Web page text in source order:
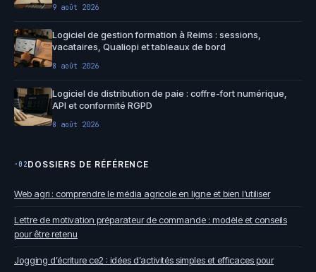
9 août 2026
Logiciel de gestion formation à Reims : sessions,
vacataires, Qualiopi et tableaux de bord
8 août 2026
Logiciel de distribution de paie : coffre-fort numérique,
API et conformité RGPD
8 août 2026
·02DOSSIERS DE RÉFÉRENCE
Web agri : comprendre le média agricole en ligne et bien l’utiliser
Lettre de motivation préparateur de commande : modèle et conseils
pour être retenu
Jogging d’écriture ce2 : idées d’activités simples et efficaces pour